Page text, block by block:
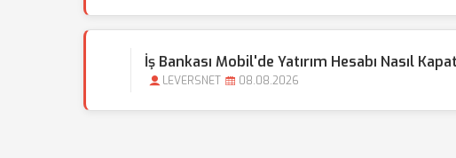
İş Bankası Mobil'de Yatırım Hesabı Nasıl
LEVERSNET 08.08.2026